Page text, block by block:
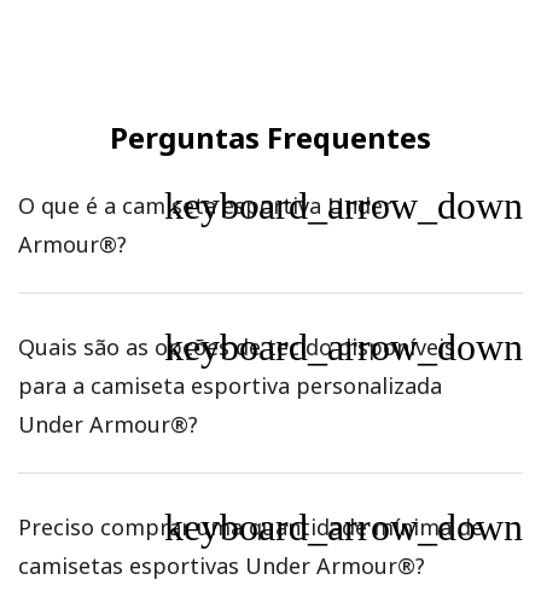
Perguntas Frequentes
O que é a camiseta esportiva Under
Armour®?
keyboard_arrow_down
Quais são as opções de tecido disponíveis
para a camiseta esportiva personalizada
Under Armour®?
keyboard_arrow_down
Preciso comprar uma quantidade mínima de
camisetas esportivas Under Armour®?
keyboard_arrow_down